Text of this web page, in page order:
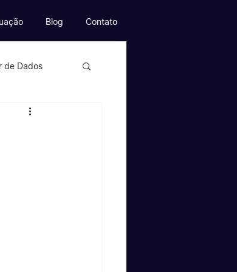
Blog Contato
de Dados